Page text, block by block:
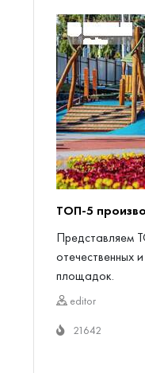
ТОП-5
Представляем
отечественных
площадок.
editor
21642